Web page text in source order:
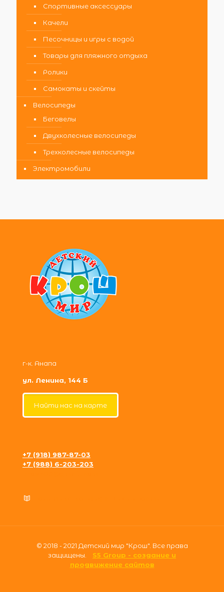
Спортивные аксессуары
Качели
Песочницы и игры с водой
Товары для пляжного отдыха
Ролики
Самокаты и скейты
Велосипеды
Беговелы
Двухколесные велосипеды
Трехколесные велосипеды
Электромобили
г-к. Анапа
ул. Ленина, 144 Б
Найти нас на карте
+7 (918) 987-87-03
+7 (988) 6-203-203
© 2018 - 2021 Детский мир "Крош". Все права
защищены. S5 Group - создание и
продвижение сайтов